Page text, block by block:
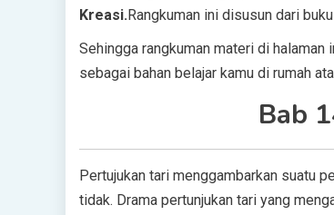
Kreasi.Rangkuman ini disusun dari
Sehingga rangkuman materi di
sebagai bahan belajar kamu di rumah
Bab
Pertujukan tari menggambarkan suatu
tidak. Drama pertunjukan tari yang